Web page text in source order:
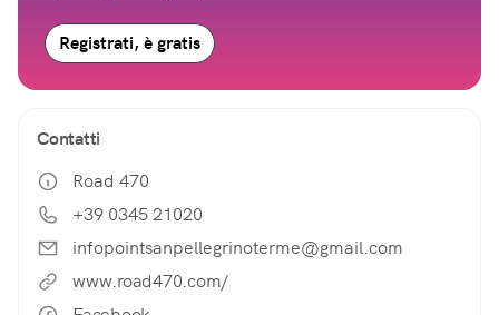
Registrati, è gratis
Contatti
Road 470
+39 0345 21020
infopointsanpellegrinoterme@gmail.com
www.road470.com/